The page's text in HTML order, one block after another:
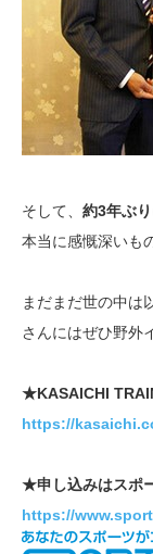
そして、 約3年ぶ
本当に感慨深いも
まだまだ世の中は
さんにはぜひ野外
★KASAICHI
https://
★申し込みはスポ
https://